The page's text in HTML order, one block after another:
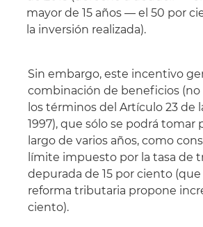
mayor de 15 años — el 50 por
la inversión realizada).
Sin embargo, este incentivo
combinación de beneficios
los términos del Artículo 23 de
1997), que sólo se podrá tomar
largo de varios años, como
límite impuesto por la tasa de
depurada de 15 por ciento
reforma tributaria propone
ciento).